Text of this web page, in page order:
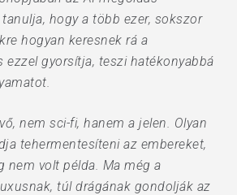
hogy a több ezer, sokszor
hogyan keresnek rá a
ezzel gyorsítja, teszi hatékonyabbá
nem sci-fi, hanem a jelen. Olyan
tehermentesíteni az embereket,
nem volt példa. Ma még a
túl drágának gondolják az